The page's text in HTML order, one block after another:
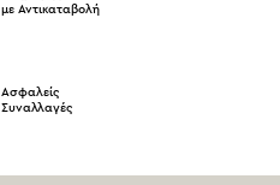
με Αντικαταβολή
Ασφαλείς
Συναλλαγές